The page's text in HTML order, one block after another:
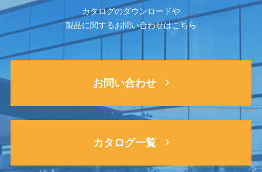
カタログのダウンロードや
製品に関するお問い合わせはこちら
お問い合わせ
カタログ一覧